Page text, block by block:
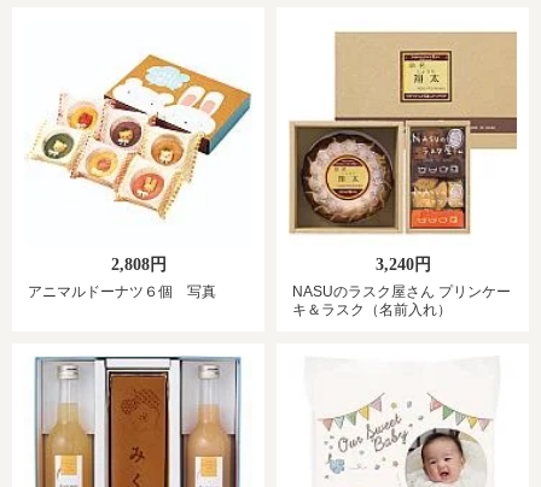
2,808円
アニマルドーナツ６個 写真
3,240円
NASUのラスク屋さん プリンケー
キ＆ラスク（名前入れ）